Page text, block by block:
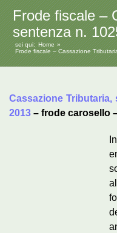
Frode fiscale –
sentenza n.
sei qui:
Home
Frode fiscale – Cassazione
Cassazione Tributaria,
2013 – frode carosello